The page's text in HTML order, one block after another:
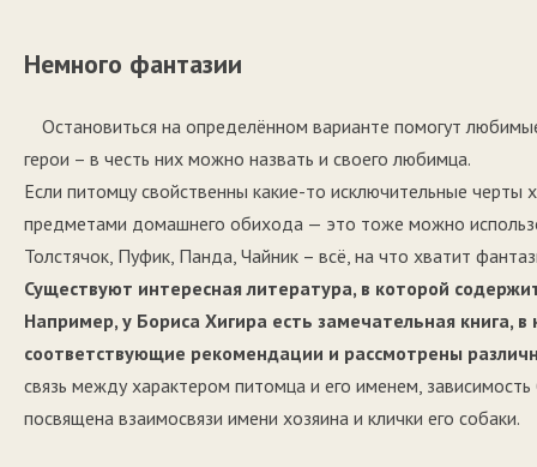
Немного фантазии
Остановиться на определённом варианте помогут
герои – в честь них можно назвать и своего любимца.
Если питомцу свойственны какие-то исключительные
предметами домашнего обихода — это тоже можно
Толстячок, Пуфик, Панда, Чайник – всё, на что хватит
Существуют интересная литература, в которой
Например, у Бориса Хигира есть замечательная книга,
соответствующие рекомендации и рассмотрены
связь между характером питомца и его именем,
посвящена взаимосвязи имени хозяина и клички его собаки.